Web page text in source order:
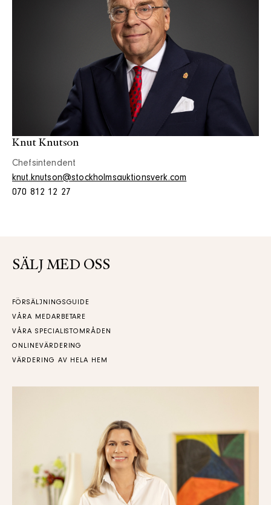
Knut Knutson
Chefsintendent
knut.knutson@stockholmsauktionsverk.com
070 812 12 27
SÄLJ MED OSS
FÖRSÄLJNINGSGUIDE
VÅRA MEDARBETARE
VÅRA SPECIALISTOMRÅDEN
ONLINEVÄRDERING
VÄRDERING AV HELA HEM